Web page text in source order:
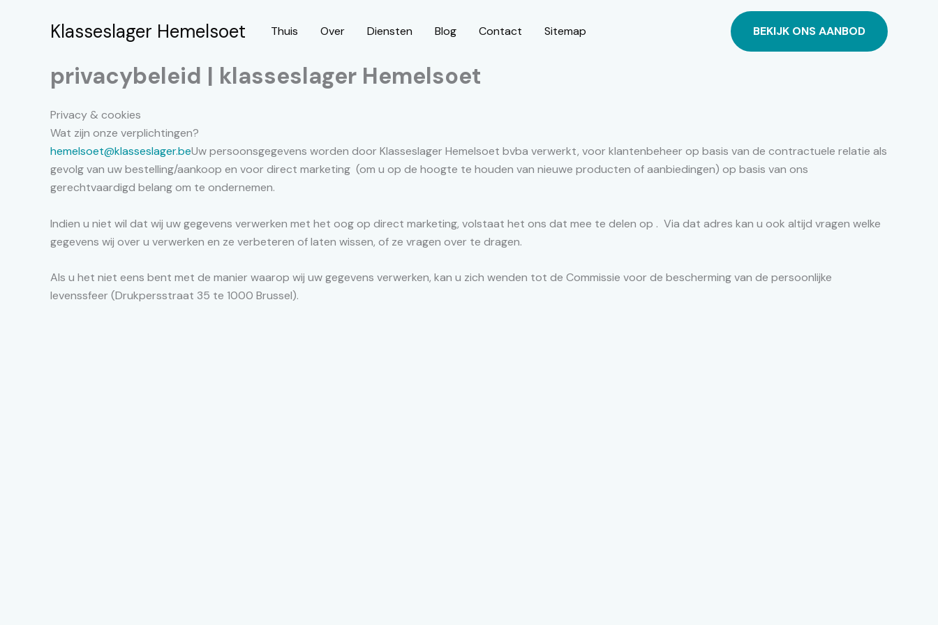
Klasseslager Hemelsoet Thuis Over Diensten Blog Contact Sitemap BEKIJK ONS AANBOD
privacybeleid | klasseslager Hemelsoet
Privacy & cookies
Wat zijn onze verplichtingen?
hemelsoet@klasseslager.beUw persoonsgegevens worden door Klasseslager Hemelsoet bvba verwerkt, voor klantenbeheer op basis van de contractuele relatie als
gevolg van uw bestelling/aankoop en voor direct marketing (om u op de hoogte te houden van nieuwe producten of aanbiedingen) op basis van ons
gerechtvaardigd belang om te ondernemen.
Indien u niet wil dat wij uw gegevens verwerken met het oog op direct marketing, volstaat het ons dat mee te delen op . Via dat adres kan u ook altijd vragen welke
gegevens wij over u verwerken en ze verbeteren of laten wissen, of ze vragen over te dragen.
Als u het niet eens bent met de manier waarop wij uw gegevens verwerken, kan u zich wenden tot de Commissie voor de bescherming van de persoonlijke
levenssfeer (Drukpersstraat 35 te 1000 Brussel).